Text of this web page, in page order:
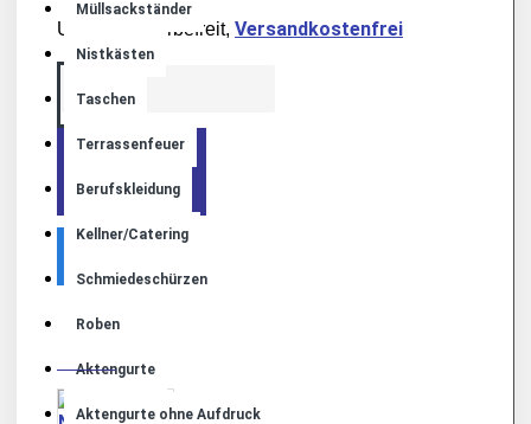
Müllsackständer
Nistkästen
Taschen
Terrassenfeuer
Berufskleidung
Kellner/Catering
Schmiedeschürzen
Roben
Aktengurte
Aktengurte ohne Aufdruck
Umsatzsteuerbefreit, Versandkostenfrei
+ WARENKORB